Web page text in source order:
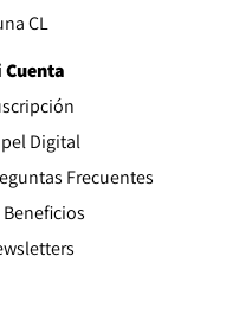
CLOpens in new window
Cuenta
DigitalOpens in new
Frecuentes
Beneficios